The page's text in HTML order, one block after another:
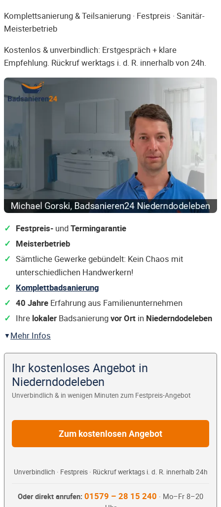
Komplettsanierung & Teilsanierung · Festpreis · Sanitär-
Meisterbetrieb
Kostenlos & unverbindlich: Erstgespräch + klare
Empfehlung. Rückruf werktags i. d. R. innerhalb von 24h.
Festpreis- undTermingarantie
Meisterbetrieb
Sämtliche Gewerke gebündelt: Kein Chaos mit
unterschiedlichen Handwerkern!
Komplettbadsanierung
40 Jahre Erfahrung aus Familienunternehmen
Ihre lokaler Badsanierungvor Ort in Niederndodeleben
Mehr Infos
Ihr kostenloses Angebot in
Niederndodeleben
Unverbindlich & in wenigen Minuten zum Festpreis-Angebot
Zum kostenlosen Angebot
Unverbindlich · Festpreis · Rückruf werktags i. d. R. innerhalb 24h
Oder direkt anrufen: 01579 – 28 15 240 · Mo–Fr 8–20